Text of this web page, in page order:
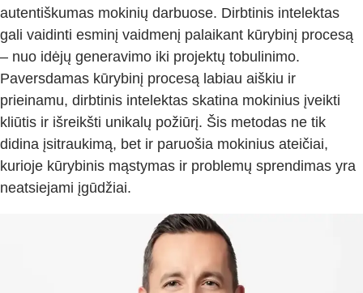
autentiškumas mokinių darbuose. Dirbtinis intelektas
gali vaidinti esminį vaidmenį palaikant kūrybinį procesą
– nuo idėjų generavimo iki projektų tobulinimo.
Paversdamas kūrybinį procesą labiau aiškiu ir
prieinamu, dirbtinis intelektas skatina mokinius įveikti
kliūtis ir išreikšti unikalų požiūrį. Šis metodas ne tik
didina įsitraukimą, bet ir paruošia mokinius ateičiai,
kurioje kūrybinis mąstymas ir problemų sprendimas yra
neatsiejami įgūdžiai.